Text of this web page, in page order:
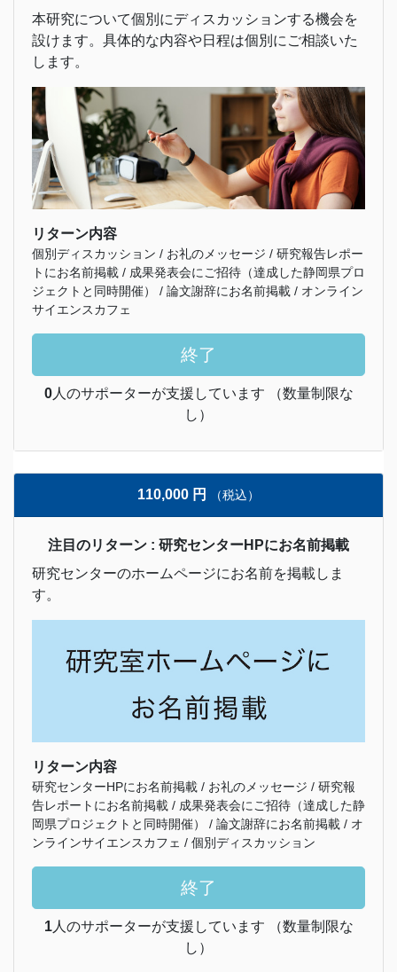
本研究について個別にディスカッションする機会を
設けます。具体的な内容や日程は個別にご相談いた
します。
リターン内容
個別ディスカッション / お礼のメッセージ / 研究報告レポー
トにお名前掲載 / 成果発表会にご招待（達成した静岡県プロ
ジェクトと同時開催） / 論文謝辞にお名前掲載 / オンライン
サイエンスカフェ
終了
0人のサポーターが支援しています （数量制限な
し）
110,000 円 （税込）
注目のリターン : 研究センターHPにお名前掲載
研究センターのホームページにお名前を掲載しま
す。
リターン内容
研究センターHPにお名前掲載 / お礼のメッセージ / 研究報
告レポートにお名前掲載 / 成果発表会にご招待（達成した静
岡県プロジェクトと同時開催） / 論文謝辞にお名前掲載 / オ
ンラインサイエンスカフェ / 個別ディスカッション
終了
1人のサポーターが支援しています （数量制限な
し）